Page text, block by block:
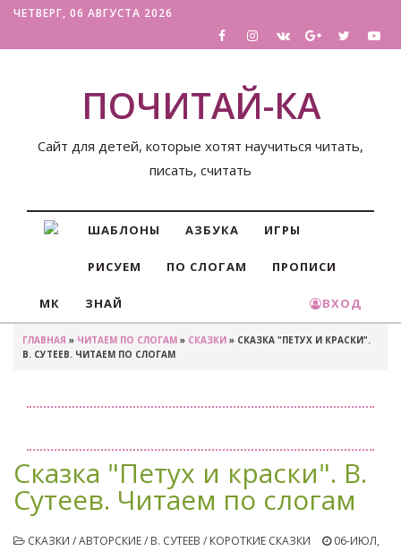
ЧЕТВЕРГ, 06 АВГУСТА 2026
ПОЧИТАЙ-КА
Сайт для детей, которые хотят научиться читать,
писать, считать
ШАБЛОНЫ АЗБУКА ИГРЫ
РИСУЕМ ПО СЛОГАМ ПРОПИСИ
МК ЗНАЙ ВХОД
ГЛАВНАЯ » ЧИТАЕМ ПО СЛОГАМ » СКАЗКИ » СКАЗКА "ПЕТУХ И КРАСКИ".
В. СУТЕЕВ. ЧИТАЕМ ПО СЛОГАМ
Сказка "Петух и краски". В.
Сутеев. Читаем по слогам
СКАЗКИ / АВТОРСКИЕ / В. СУТЕЕВ / КОРОТКИЕ СКАЗКИ
06-ИЮЛ,